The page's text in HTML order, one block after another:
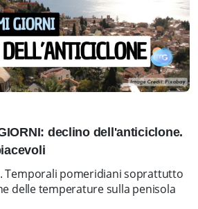
declino dell'anticiclone.
Temporali pomeridiani soprattutto
delle temperature sulla penisola